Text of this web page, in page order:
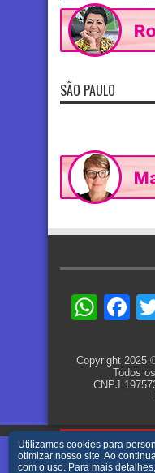
SÃO PAULO
Copyright 2025
Todos
CNPJ
Utilizamos cookies para
otimizar nosso site. Ao
com o uso. Para mais